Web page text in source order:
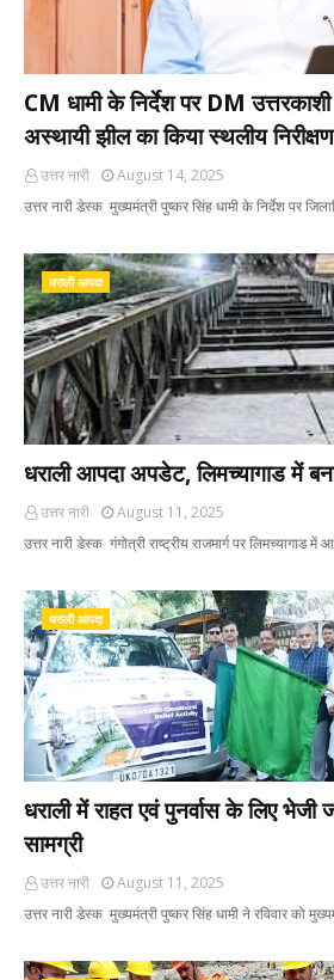
CM धामी के निर्देश पर DM उत्तरकाशी
अस्थायी झील का किया स्थलीय निरीक्षण
उत्तर नारी
August 14, 2025
उत्तर नारी डेस्क मुख्यमंत्री पुष्कर सिंह धामी के निर्देश पर
धराली आपदा
धराली आपदा अपडेट, लिमच्यागाड में
उत्तर नारी
August 11, 2025
उत्तर नारी डेस्क गंगोत्री राष्ट्रीय राजमार्ग पर लिमच्यागाड में
धराली आपदा
धराली में राहत एवं पुनर्वास के लिए भेजी
सामग्री
उत्तर नारी
August 11, 2025
उत्तर नारी डेस्क मुख्यमंत्री पुष्कर सिंह धामी ने रविवार को